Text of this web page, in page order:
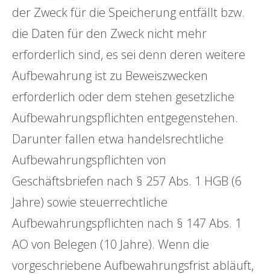
der Zweck für die Speicherung entfällt bzw.
die Daten für den Zweck nicht mehr
erforderlich sind, es sei denn deren weitere
Aufbewahrung ist zu Beweiszwecken
erforderlich oder dem stehen gesetzliche
Aufbewahrungspflichten entgegenstehen.
Darunter fallen etwa handelsrechtliche
Aufbewahrungspflichten von
Geschäftsbriefen nach § 257 Abs. 1 HGB (6
Jahre) sowie steuerrechtliche
Aufbewahrungspflichten nach § 147 Abs. 1
AO von Belegen (10 Jahre). Wenn die
vorgeschriebene Aufbewahrungsfrist abläuft,